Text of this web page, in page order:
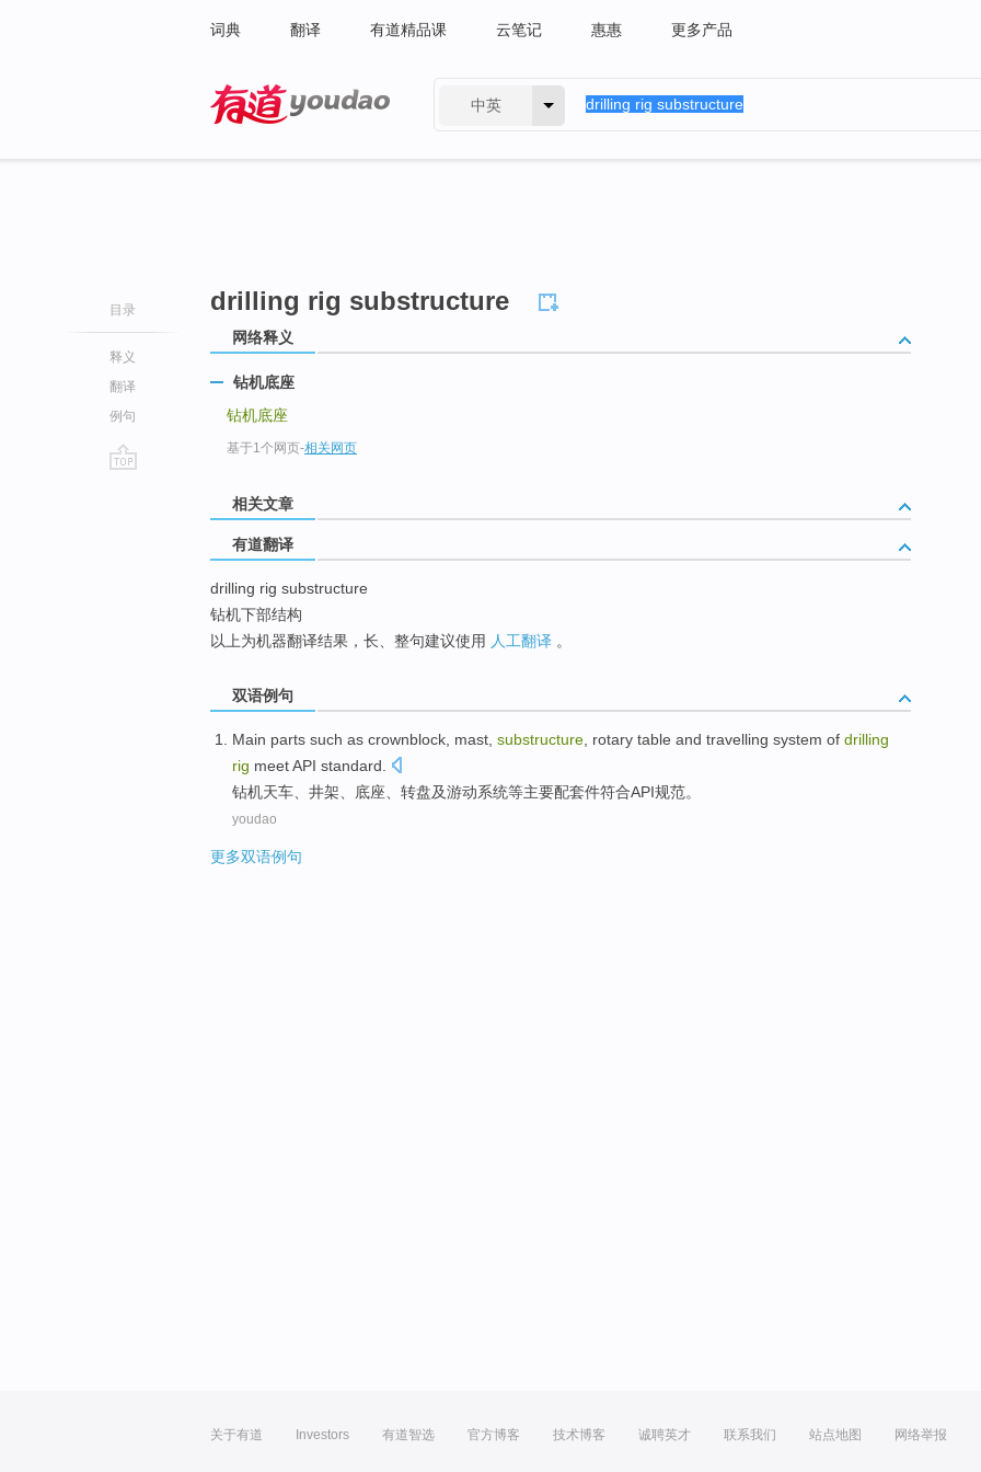
词典 翻译 有道精品课 云笔记 惠惠 更多产品
中英
目录
释义
翻译
例句
drilling rig substructure
网络释义
钻机底座
钻机底座
基于1个网页-相关网页
相关文章
有道翻译
drilling rig substructure
钻机下部结构
以上为机器翻译结果，长、整句建议使用 人工翻译 。
双语例句
Main parts such as crownblock mast substructure rotary table and travelling system of drilling
rig meetAPI standard
钻机天车 井架 底座 转盘及游动系统等主要配套件符合API规范。
youdao
更多双语例句
关于有道 Investors 有道智选 官方博客 技术博客 诚聘英才 联系我们 站点地图 网络举报